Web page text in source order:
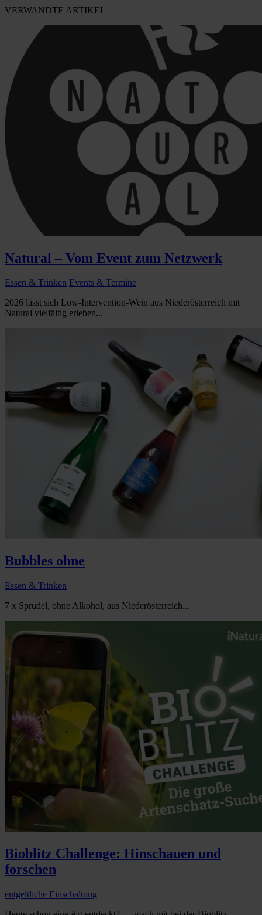
VERWANDTE ARTIKEL
Natural – Vom Event zum Netzwerk
Essen & Trinken Events & Termine
2026 lässt sich Low-Intervention-Wein aus Niederösterreich mit
Natural vielfältig erleben...
Bubbles ohne
Essen & Trinken
7 x Sprudel, ohne Alkohol, aus Niederösterreich...
Bioblitz Challenge: Hinschauen und
forschen
entgeltliche Einschaltung